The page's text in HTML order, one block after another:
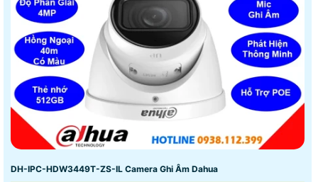
DH-IPC-HDW3449T-ZS-IL Camera Ghi Âm Dahua